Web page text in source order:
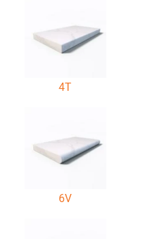
4T
6V